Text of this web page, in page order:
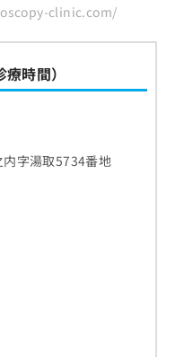
clinic.com/
時間）
字湯取5734番地